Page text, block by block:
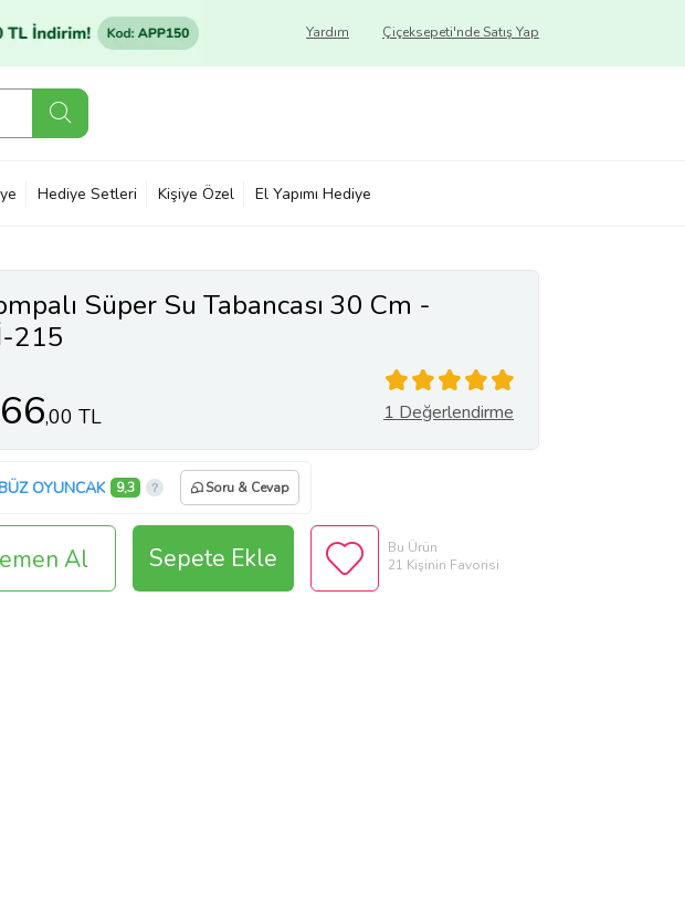
Çiçeksepeti'nde Satış Yap
Yardım
Hediye Setleri Kişiye Özel El Yapımı Hediye
Süper Su Tabancası 30 Cm -
215
,00 TL 1 Değerlendirme
OYUNCAK 9,3 Soru & Cevap
Al Sepete Ekle
Bu Ürün
21 Kişinin Favorisi